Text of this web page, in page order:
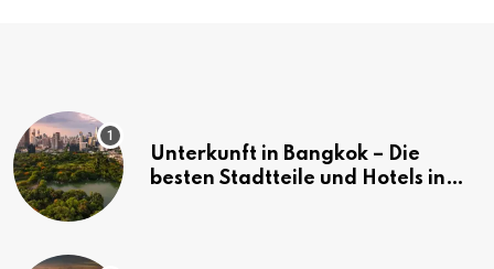
Unterkunft in Bangkok – Die
besten Stadtteile und Hotels in